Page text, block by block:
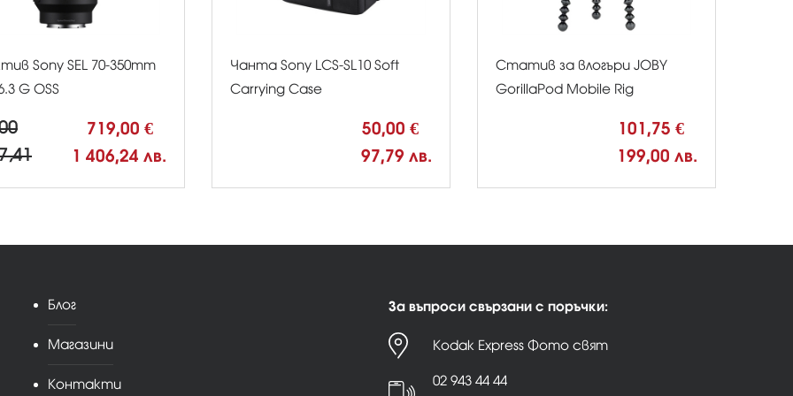
Sony SEL 70-350mm
G OSS
719,00 €
1 406,24 лв.
Чанта Sony LCS-SL10 Soft
Cаrrying Case
50,00 €
97,79 лв.
Статив за влогъри JOBY
GorillaPod Mobile Rig
101,75 €
199,00 лв.
Блог
Магазини
Контакти
За въпроси свързани с поръчки:
Kodak Express Фото свят
02 943 44 44